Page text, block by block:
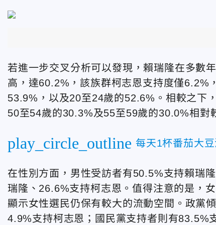
若進一步交叉分析可以發現，賴瑞隆在多數
高，達60.2%，該族群柯志恩支持度僅6.2%
53.9%，以及20至24歲的52.6%。相較之下
50至54歲的30.3%及55至59歲的30.0%相對
play_circle_outline 每天1杯番茄大
在性別方面，男性受訪者有50.5%支持賴瑞
瑞隆、26.6%支持柯志恩。值得注意的是，
顯示女性選民仍保有較大的流動空間。政黨
4.9%支持柯志恩；國民黨支持者則有83.5%